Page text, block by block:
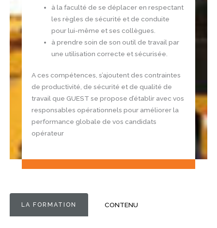
à la faculté de se déplacer en respectant
les règles de sécurité et de conduite
pour lui-même et ses collègues.
à prendre soin de son outil de travail par
une utilisation correcte et sécurisée.
A ces compétences, s’ajoutent des contraintes
de productivité, de sécurité et de qualité de
travail que GUEST se propose d’établir avec vos
responsables opérationnels pour améliorer la
performance globale de vos candidats
opérateur
LA FORMATION CONTENU